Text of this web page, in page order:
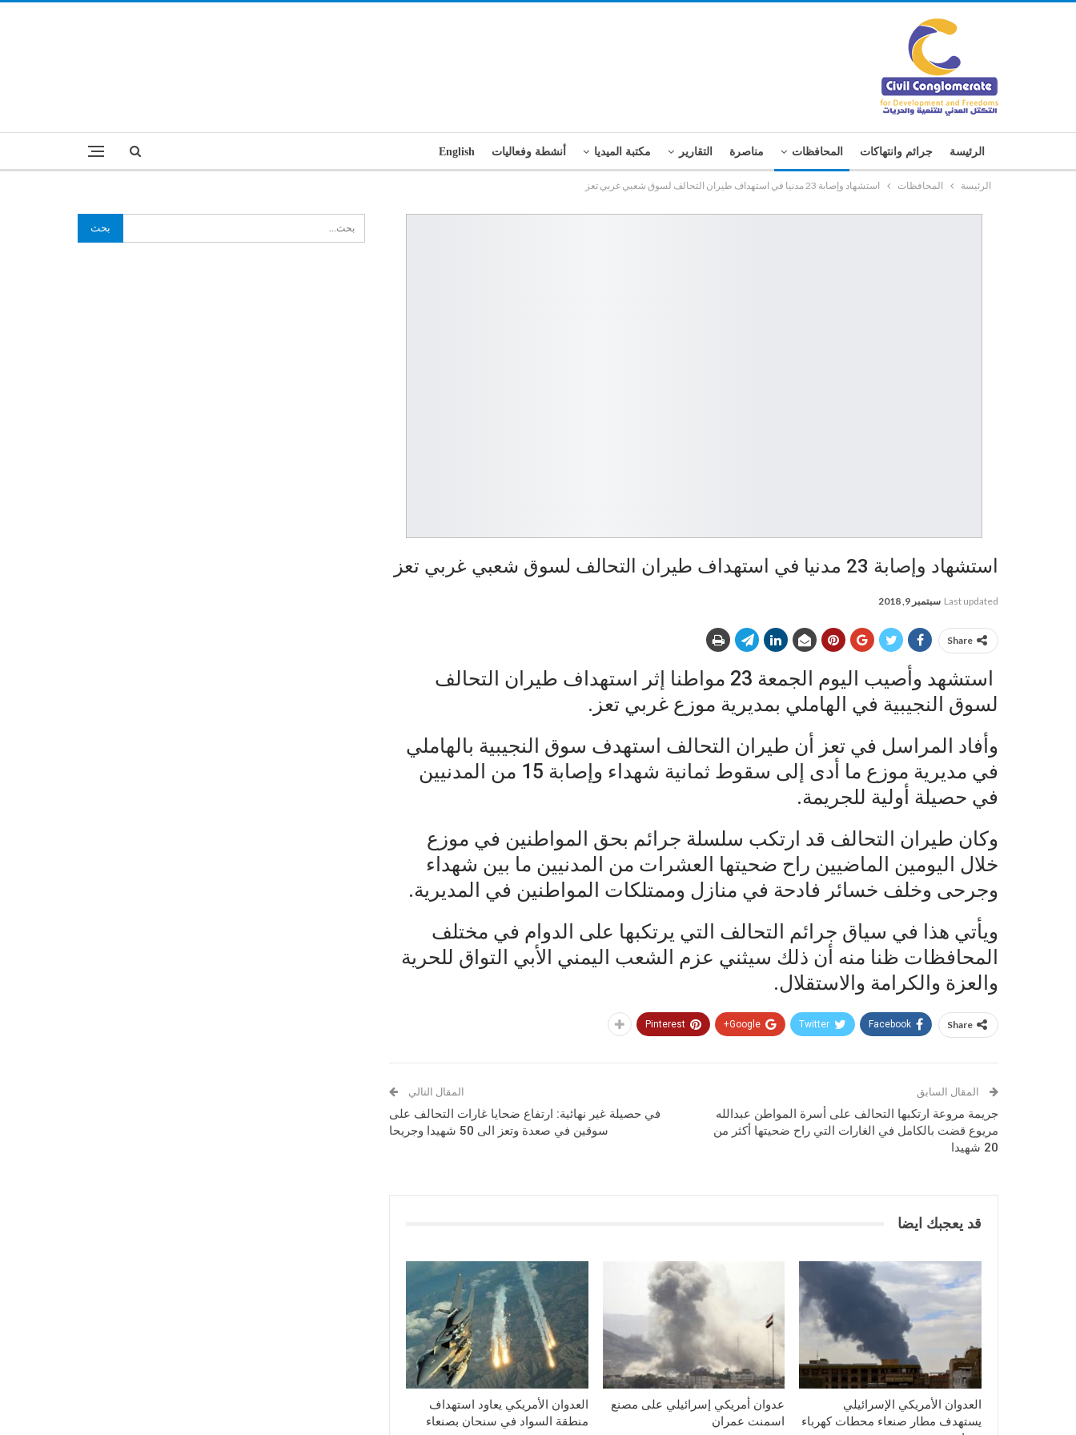
الرئيسة جرائم وانتهاكات المحافظات مناصرة التقارير مكتبة الميديا أنشطة وفعاليات English
الرئيسة المحافظات استشهاد وإصابة 23 مدنيا في استهداف طيران التحالف لسوق شعبي غربي تعز
استشهاد وإصابة 23 مدنيا في استهداف طيران التحالف لسوق شعبي غربي تعز
Last updated سبتمبر 9, 2018
Share
استشهد وأصيب اليوم الجمعة 23 مواطنا إثر استهداف طيران التحالف
لسوق النجيبية في الهاملي بمديرية موزع غربي تعز.
وأفاد المراسل في تعز أن طيران التحالف استهدف سوق النجيبية بالهاملي
في مديرية موزع ما أدى إلى سقوط ثمانية شهداء وإصابة 15 من المدنيين
في حصيلة أولية للجريمة.
وكان طيران التحالف قد ارتكب سلسلة جرائم بحق المواطنين في موزع
خلال اليومين الماضيين راح ضحيتها العشرات من المدنيين ما بين شهداء
وجرحى وخلف خسائر فادحة في منازل وممتلكات المواطنين في المديرية.
ويأتي هذا في سياق جرائم التحالف التي يرتكبها على الدوام في مختلف
المحافظات ظنا منه أن ذلك سيثني عزم الشعب اليمني الأبي التواق للحرية
والعزة والكرامة والاستقلال.
Share
Facebook
Twitter
Google+
Pinterest
المقال السابق
جريمة مروعة ارتكبها التحالف على أسرة المواطن عبدالله
مريوع قضت بالكامل في الغارات التي راح ضحيتها أكثر من
20 شهيدا
المقال التالي
في حصيلة غير نهائية: ارتفاع ضحايا غارات التحالف على
سوقين في صعدة وتعز الى 50 شهيدا وجريحا
قد يعجبك ايضا
العدوان الأمريكي الإسرائيلي
يستهدف مطار صنعاء محطات كهرباء
عدوان أمريكي إسرائيلي على مصنع
اسمنت عمران
العدوان الأمريكي يعاود استهداف
منطقة السواد في سنحان بصنعاء